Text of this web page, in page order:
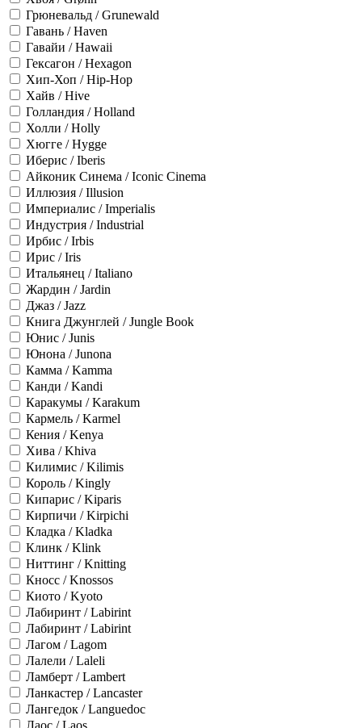
Грюневальд / Grunewald
Гавань / Haven
Гавайи / Hawaii
Гексагон / Hexagon
Хип-Хоп / Hip-Hop
Хайв / Hive
Голландия / Holland
Холли / Holly
Хюгге / Hygge
Иберис / Iberis
Айконик Синема / Iconic Cinema
Иллюзия / Illusion
Империалис / Imperialis
Индустрия / Industrial
Ирбис / Irbis
Ирис / Iris
Итальянец / Italiano
Жардин / Jardin
Джаз / Jazz
Книга Джунглей / Jungle Book
Юнис / Junis
Юнона / Junona
Камма / Kamma
Канди / Kandi
Каракумы / Karakum
Кармель / Karmel
Кения / Kenya
Хива / Khiva
Килимис / Kilimis
Король / Kingly
Кипарис / Kiparis
Кирпичи / Kirpichi
Кладка / Kladka
Клинк / Klink
Ниттинг / Knitting
Кносс / Knossos
Киото / Kyoto
Лабиринт / Labirint
Лабиринт / Labirint
Лагом / Lagom
Лалели / Laleli
Ламберт / Lambert
Ланкастер / Lancaster
Лангедок / Languedoc
Лаос / Laos